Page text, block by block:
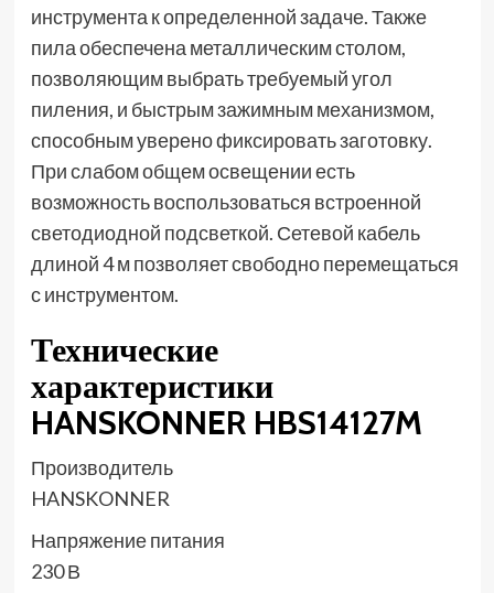
инструмента к определенной задаче. Также
пила обеспечена металлическим столом,
позволяющим выбрать требуемый угол
пиления, и быстрым зажимным механизмом,
способным уверено фиксировать заготовку.
При слабом общем освещении есть
возможность воспользоваться встроенной
светодиодной подсветкой. Сетевой кабель
длиной 4 м позволяет свободно перемещаться
с инструментом.
Технические
характеристики
HANSKONNER HBS14127M
Производитель
HANSKONNER
Напряжение питания
230 В